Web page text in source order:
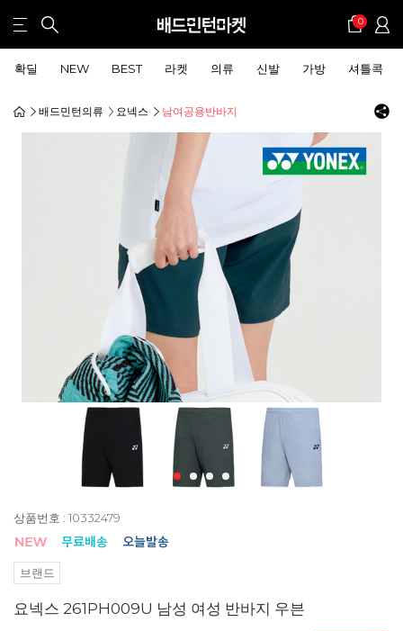
0
확딜 NEW BEST 라켓 의류 신발 가방 셔틀콕
배드민턴의류 요넥스 남여공용반바지
상품번호 : 10332479
브랜드
요넥스 261PH009U 남성 여성 반바지 우븐